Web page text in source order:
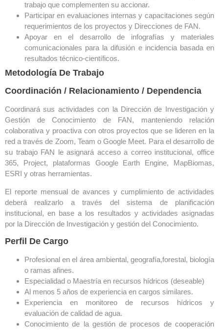
trabajo que complementen su accionar.
Participar en evaluaciones internas y capacitaciones según
requerimientos de los proyectos y Direcciones de FAN.
Apoyar en el desarrollo de infografías y materiales
comunicacionales para la difusión e incidencia basada en
resultados técnico-científicos.
Metodología De Trabajo
Coordinación / Relacionamiento / Dependencia
Coordinará sus actividades con la Dirección de Investigación y
Gestión de Conocimiento de FAN, manteniendo relación
colaborativa y proactiva con otros proyectos que se lideren en la
red a través de Zoom, Team o Google Meet. Para el desarrollo de
su trabajo FAN le asignará acceso a correo institucional, office
365, Project, plataformas Google Earth Engine, MapBiomas,
ESRI y otras herramientas.
El reporte mensual de avances y cumplimiento de actividades
deberá realizarlo a través del sistema de planificación
institucional, en base a los resultados y actividades asignadas
por la Dirección de Investigación y gestión del Conocimiento.
Perfil De Cargo
Profesional en el área ambiental, geografía,forestal, biología
o ramas afines.
Especialidad o Maestría en recursos hídricos (deseable)
Al menos 5 años de experiencia en cargos similares.
Experiencia en monitoreo de recursos hídricos y
evaluación de calidad de agua.
Conocimiento de la gestión de procesos de cooperación